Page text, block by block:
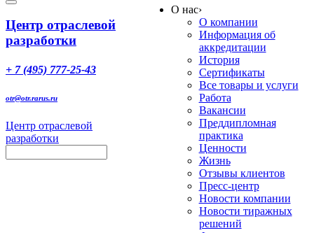
Toggle
Центр отраслевой
разработки
+ 7 (495) 777-25-43
otr@otr.rarus.ru
Центр отраслевой
разработки
О нас›
О компании
Информация об
аккредитации
История
Сертификаты
Все товары и услуги
Работа
Вакансии
Преддипломная
практика
Ценности
Жизнь
Отзывы клиентов
Пресс-центр
Новости компании
Новости тиражных
решений